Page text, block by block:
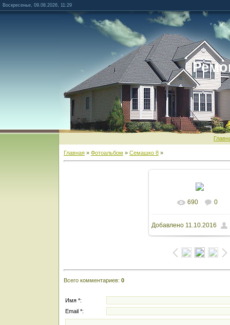
Воскресенье, 09.08.2026, 11:29
Главная » Фотоальбом » Семашко 8 »
В реальном
1600x1200/
690 0
Добавлено 11.10.2016
Всего комментариев: 0
Имя *:
Email *: